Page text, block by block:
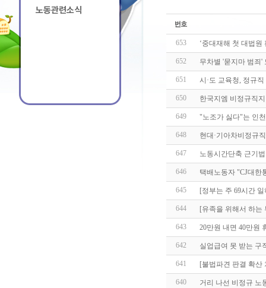
노동관련소식
653 ‘중대재해 첫 대법
652 무차별 '묻지마 범죄
651 시·도 교육청, 정규
650 한국지엠 비정규직
649 "노조가 싫다"는 인
648 현대·기아차비정규
647 노동시간단축 근기
646 택배노동자 "CJ대
645 [정부는 주 69시간
644 [유족을 위해서 하는
643 20만원 내면 40만
642 실업급여 못 받는 구
641 [불법파견 판결 확
640 거리 나선 비정규